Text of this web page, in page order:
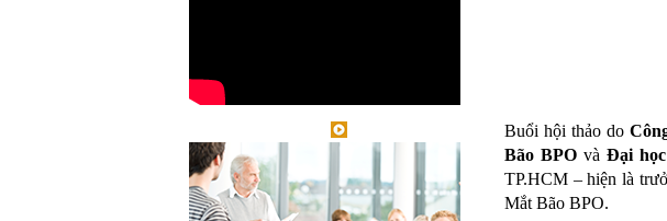
Buổi hội thảo do
Bão BPO vàĐại
TP.HCM – hiện là
Mắt Bão BPO.